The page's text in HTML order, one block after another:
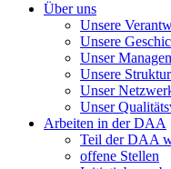
Über uns
Unsere
Unsere
Unser
Unsere Struktur
Unser
Unser
Arbeiten in der DAA
Teil der DAA
offene Stellen